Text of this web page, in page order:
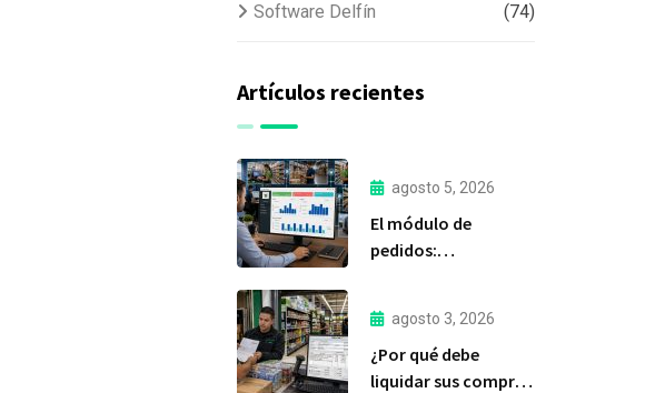
Software Delfín (74)
Artículos recientes
agosto 5, 2026
El módulo de
pedidos:
importante de Delfín
Software
agosto 3, 2026
¿Por qué debe
liquidar sus compras